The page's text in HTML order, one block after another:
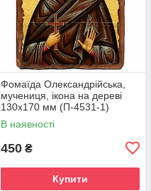
Фомаїда Олександрійська,
мучениця, ікона на дереві
130х170 мм (П-4531-1)
В наявності
450 ₴
Купити